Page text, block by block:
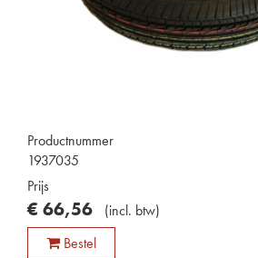
Productnummer
1937035
Prijs
€ 66,56 (incl. btw)
Bestel